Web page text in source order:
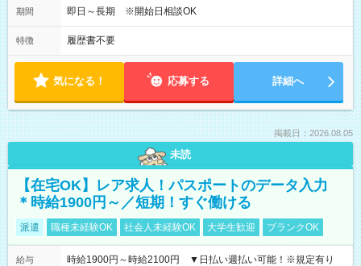
期間 即日～長期 ※開始日相談OK
特徴 履歴書不要
気になる！ 応募する 詳細へ
掲載日：2026.08.05
未読
【在宅OK】レア求人！パスポートのデータ入力
＊時給1900円～／短期！すぐ働ける
派遣 職種未経験OK 社会人未経験OK 大学生歓迎 ブランクOK
給与
時給1900円～時給2100円 ▼日払い週払い可能！※規定有り